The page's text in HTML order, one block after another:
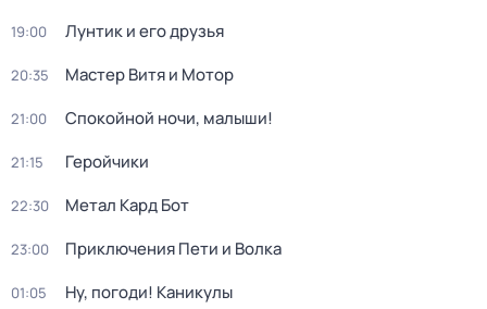
19:00 Лунтик и его друзья
20:35 Мастер Витя и Мотор
21:00 Спокойной ночи, малыши!
21:15 Геройчики
22:30 Метал Кард Бот
23:00 Приключения Пети и Волка
01:05 Ну, погоди! Каникулы